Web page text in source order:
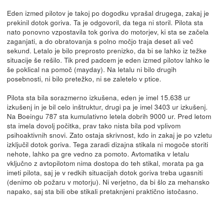
Eden izmed pilotov je takoj po dogodku vprašal drugega, zakaj je
prekinil dotok goriva. Ta je odgovoril, da tega ni storil. Pilota sta
nato ponovno vzpostavila tok goriva do motorjev, ki sta se začela
zaganjati, a do obratovanja s polno močjo traja deset ali več
sekund. Letalo je bilo preprosto prenizko, da bi se lahko iz težke
situacije še rešilo. Tik pred padcem je eden izmed pilotov lahko le
še poklical na pomoč (mayday). Na letalu ni bilo drugih
posebnosti, ni bilo pretežko, ni se zaletelo v ptice.
Pilota sta bila sorazmerno izkušena, eden je imel 15.638 ur
izkušenj in je bil celo inštruktur, drugi pa je imel 3403 ur izkušenj.
Na Boeingu 787 sta kumulativno letela dobrih 9000 ur. Pred letom
sta imela dovolj počitka, prav tako nista bila pod vplivom
psihoaktivnih snovi. Zato ostaja skrivnost, kdo in zakaj je po vzletu
izključil dotok goriva. Tega zaradi dizajna stikala ni mogoče storiti
nehote, lahko pa gre vedno za pomoto. Avtomatika v letalu
vključno z avtopilotom nima dostopa do teh stikal, morata pa ga
imeti pilota, saj je v redkih situacijah dotok goriva treba ugasniti
(denimo ob požaru v motorju). Ni verjetno, da bi šlo za mehansko
napako, saj sta bili obe stikali pretaknjeni praktično istočasno.